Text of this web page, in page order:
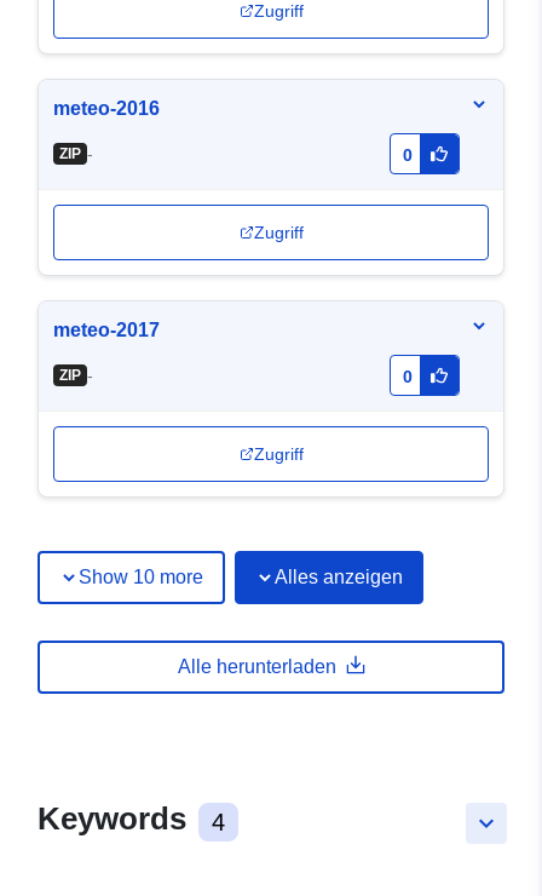
Zugriff
meteo-2016
ZIP - 0
Zugriff
meteo-2017
ZIP - 0
Zugriff
Show 10 more Alles anzeigen
Alle herunterladen
keyboard_arrow_down
Keywords 4